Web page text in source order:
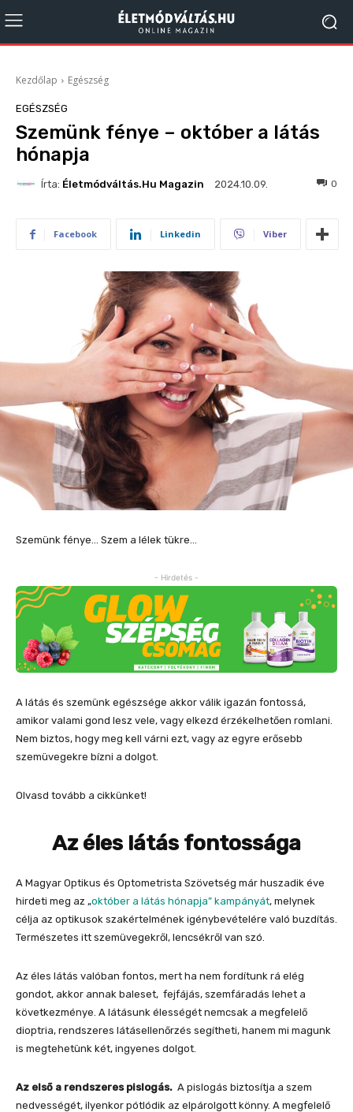
Kezdőlap Egészség
EGÉSZSÉG
Szemünk fénye – október a látás
hónapja
Írta: Életmódváltás.hu Magazin 2024.10.09. 0
Facebook Linkedin Viber
Szemünk fénye… Szem a lélek tükre…
- Hirdetés -
A látás és szemünk egészsége akkor válik igazán fontossá,
amikor valami gond lesz vele, vagy elkezd érzékelhetően romlani.
Nem biztos, hogy meg kell várni ezt, vagy az egyre erősebb
szemüvegekre bízni a dolgot.
Olvasd tovább a cikkünket!
Az éles látás fontossága
A Magyar Optikus és Optometrista Szövetség már huszadik éve
hirdeti meg az „október a látás hónapja” kampányát, melynek
célja az optikusok szakértelmének igénybevételére való buzdítás.
Természetes itt szemüvegekről, lencsékről van szó.
Az éles látás valóban fontos, mert ha nem fordítunk rá elég
gondot, akkor annak baleset, fejfájás, szemfáradás lehet a
következménye. A látásunk élességét nemcsak a megfelelő
dioptria, rendszeres látásellenőrzés segítheti, hanem mi magunk
is megtehetünk két, ingyenes dolgot.
Az első a rendszeres pislogás. A pislogás biztosítja a szem
nedvességét, ilyenkor pótlódik az elpárolgott könny. A megfelelő